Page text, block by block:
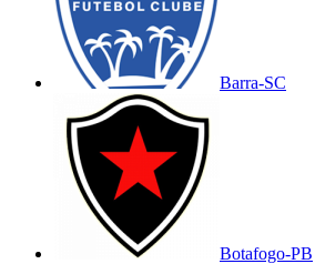
Barra-SC
Botafogo-PB